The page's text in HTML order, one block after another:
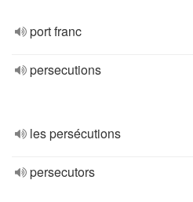
port franc
persecutions
les persécutions
persecutors